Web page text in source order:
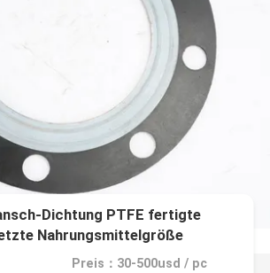
Dichtung PTFE fertigte
Nahrungsmittelgröße
Preis：30-500usd / pc